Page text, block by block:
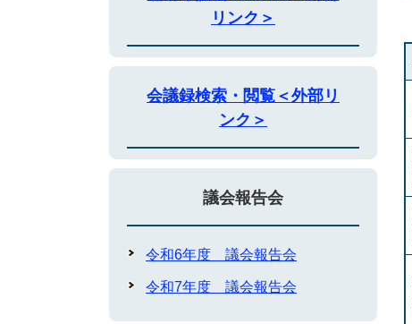
リンク＞
会議録検索・閲覧＜外部リ
ンク＞
議会報告会
令和6年度 議会報告会
令和7年度 議会報告会